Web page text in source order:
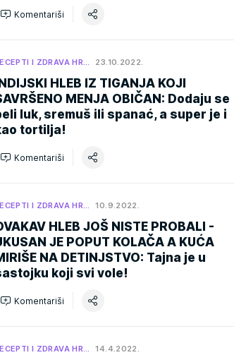
Komentariši
I ZDRAVA HR… 23.10.2022.
HLEB IZ TIGANJA KOJI
MENJA OBIČAN: Dodaju se
luk, sremuš ili spanać, a super je i
tortilja!
Komentariši
I ZDRAVA HR… 10.9.2022.
HLEB JOŠ NISTE PROBALI -
JE POPUT KOLAČA A KUĆA
NA DETINJSTVO: Tajna je u
koji svi vole!
Komentariši
I ZDRAVA HR… 14.4.2022.